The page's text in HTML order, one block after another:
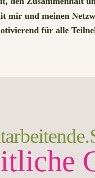
mir und meinen
für alle